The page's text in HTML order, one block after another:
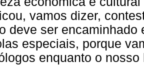
vamos dizer,
deve ser encaminhado
especiais, porque
enquanto o